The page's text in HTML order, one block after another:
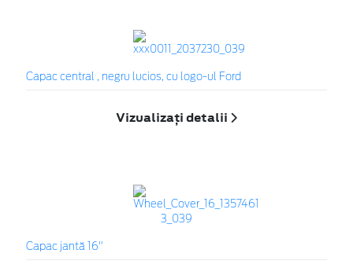
Capac central , negru lucios, cu logo-ul Ford
Vizualizați detalii
Capac jantă 16"